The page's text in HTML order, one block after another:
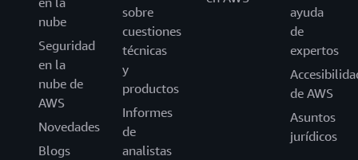
nube
Seguridad
en la
nube de
AWS
Novedades
Blogs
sobre
cuestiones
técnicas
y
productos
Informes
de
analistas
ayuda
de
expertos
de AWS
Asuntos
jurídicos